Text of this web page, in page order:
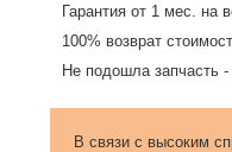
Гарантия от 1 мес. на
100% возврат
Не подошла запчасть
В связи с высоким